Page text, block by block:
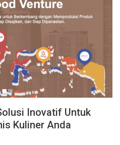
Inovatif Untuk
Kuliner Anda